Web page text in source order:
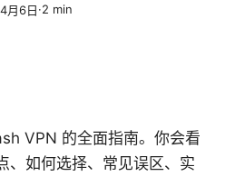
月6日·2 min
VPN 的全面指南。你会看
、如何选择、常见误区、实